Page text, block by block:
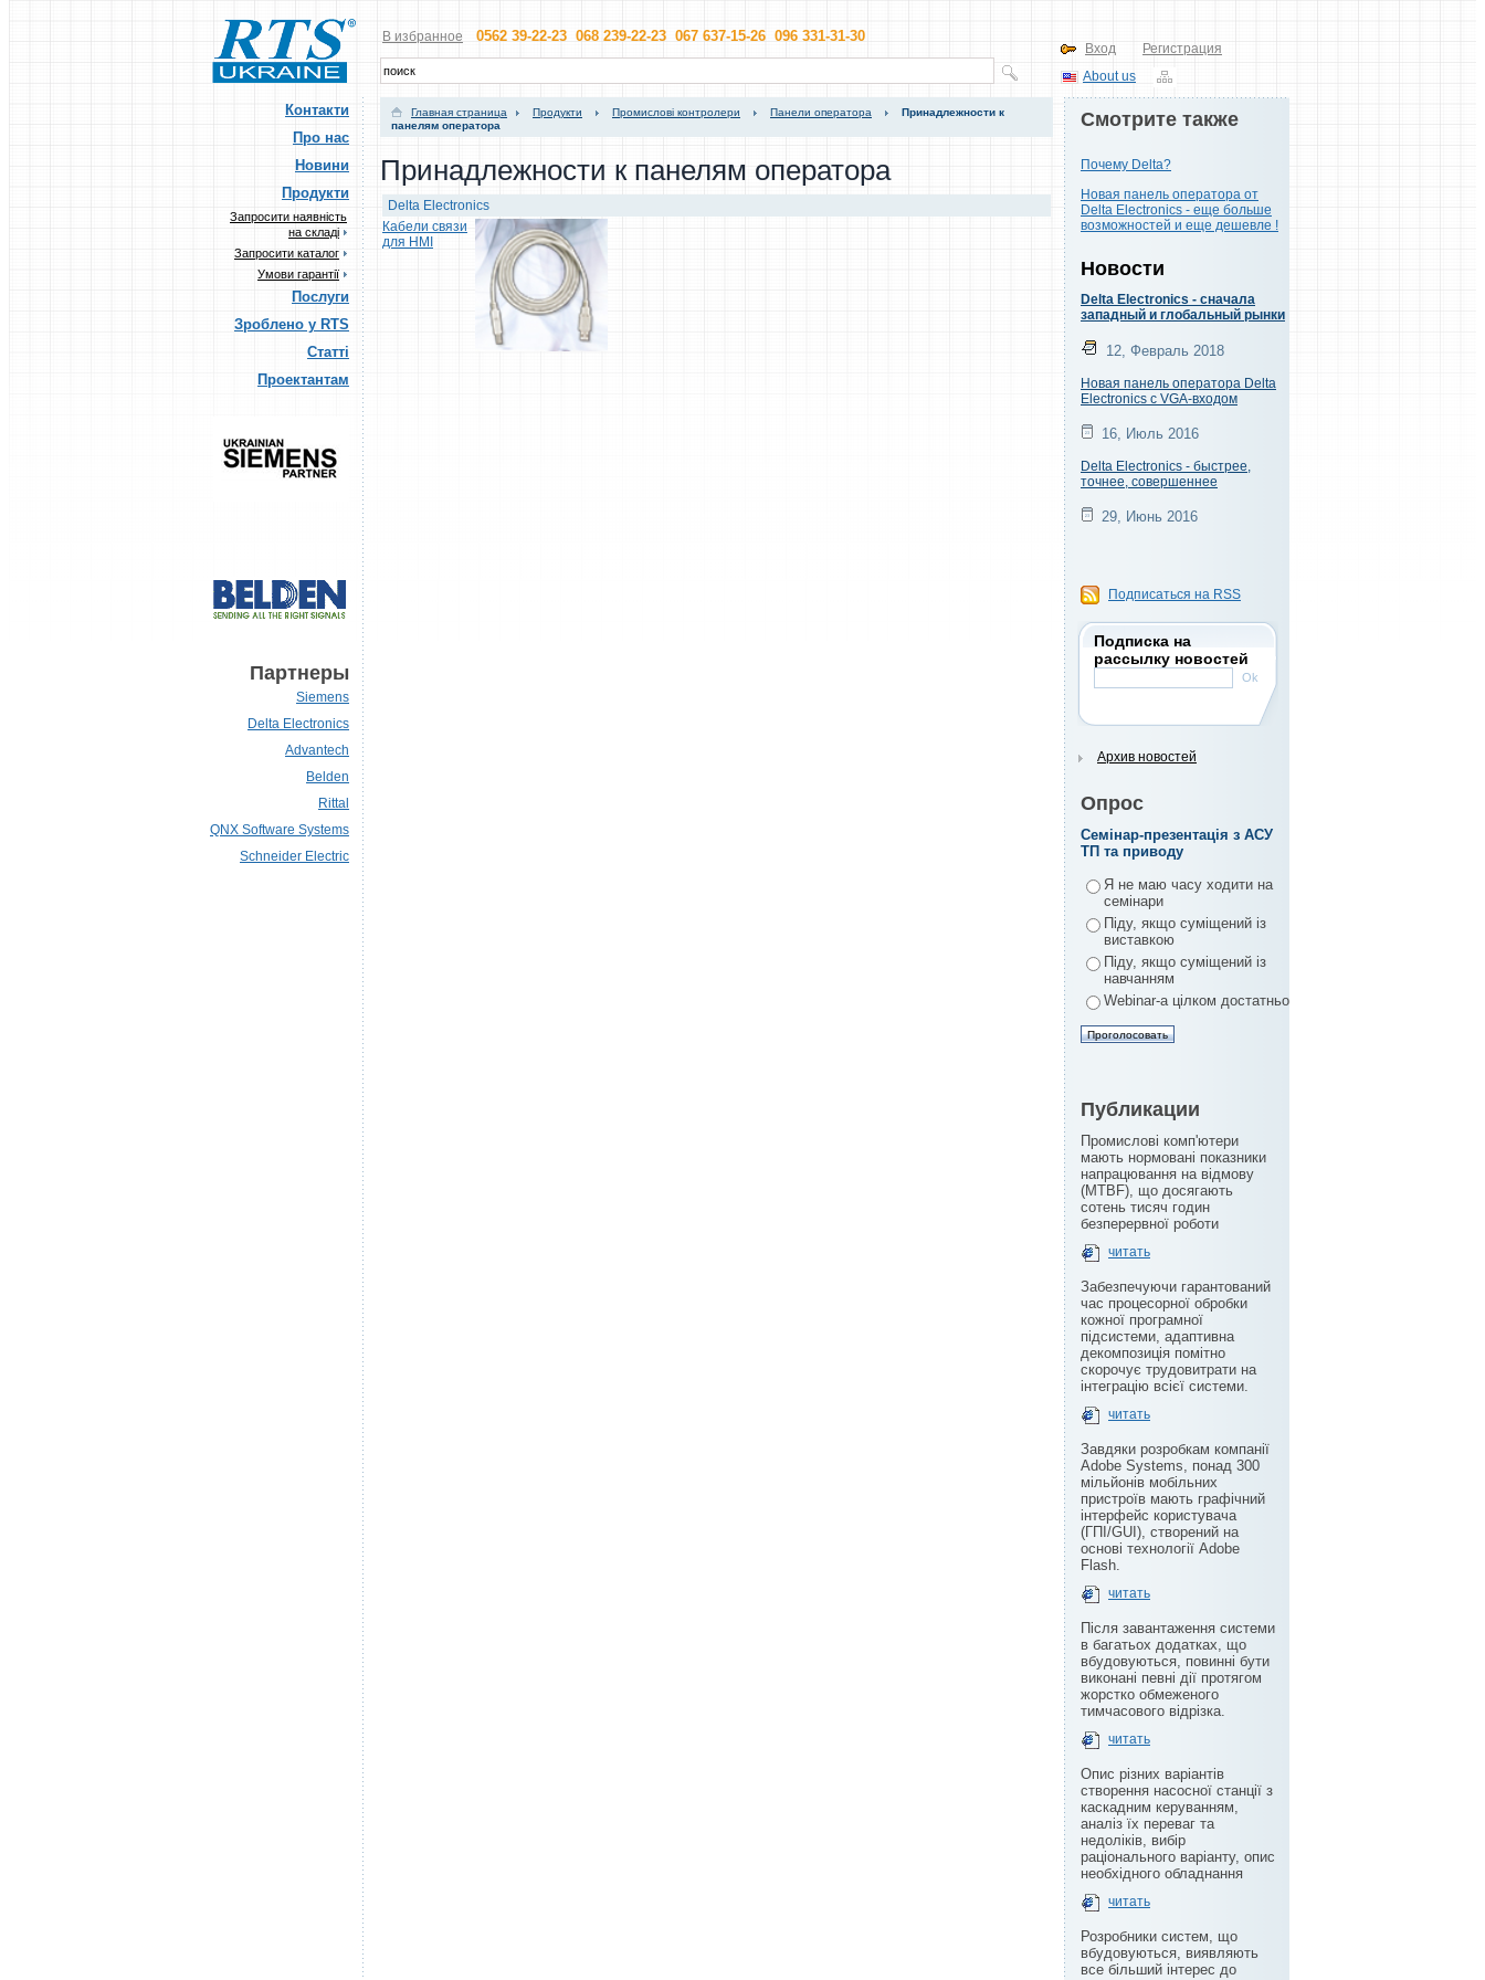
В избранное 0562 39-22-23 068 239-22-23 067 637-15-26 096 331-31-30
Вход
Регистрация
About us
Контакти
Про нас
Новини
Продукти
Запросити наявність
на складі
Запросити каталог
Умови гарантії
Послуги
Зроблено у RTS
Статті
Проектантам
Партнеры
Siemens
Delta Electronics
Advantech
Belden
Rittal
QNX Software Systems
Schneider Electric
Главная страница Продукти Промислові контролери Панели оператора
Принадлежности к
панелям оператора
Принадлежности к панелям оператора
Delta Electronics
Кабели связи
для HMI
Смотрите также
Почему Delta?
Новая панель оператора от
Delta Electronics - еще больше
возможностей и еще дешевле !
Новости
Delta Electronics - сначала
западный и глобальный рынки
12, Февраль 2018
Новая панель оператора Delta
Electronics с VGA-входом
16, Июль 2016
Delta Electronics - быстрее,
точнее, совершеннее
29, Июнь 2016
Подписаться на RSS
Подписка на
рассылку новостей
Архив новостей
Опрос
Семінар-презентація з АСУ
ТП та приводу
Я не маю часу ходити на
семінари
Піду, якщо суміщений із
виставкою
Піду, якщо суміщений із
навчанням
Webinar-а цілком достатньо
Публикации
Промислові комп'ютери
мають нормовані показники
напрацювання на відмову
(MTBF), що досягають
сотень тисяч годин
безперервної роботи
читать
Забезпечуючи гарантований
час процесорної обробки
кожної програмної
підсистеми, адаптивна
декомпозиція помітно
скорочує трудовитрати на
інтеграцію всієї системи.
читать
Завдяки розробкам компанії
Adobe Systems, понад 300
мільйонів мобільних
пристроїв мають графічний
інтерфейс користувача
(ГПІ/GUI), створений на
основі технології Adobe
Flash.
читать
Після завантаження системи
в багатьох додатках, що
вбудовуються, повинні бути
виконані певні дії протягом
жорстко обмеженого
тимчасового відрізка.
читать
Опис різних варіантів
створення насосної станції з
каскадним керуванням,
аналіз їх переваг та
недоліків, вибір
раціонального варіанту, опис
необхідного обладнання
читать
Розробники систем, що
вбудовуються, виявляють
все більший інтерес до